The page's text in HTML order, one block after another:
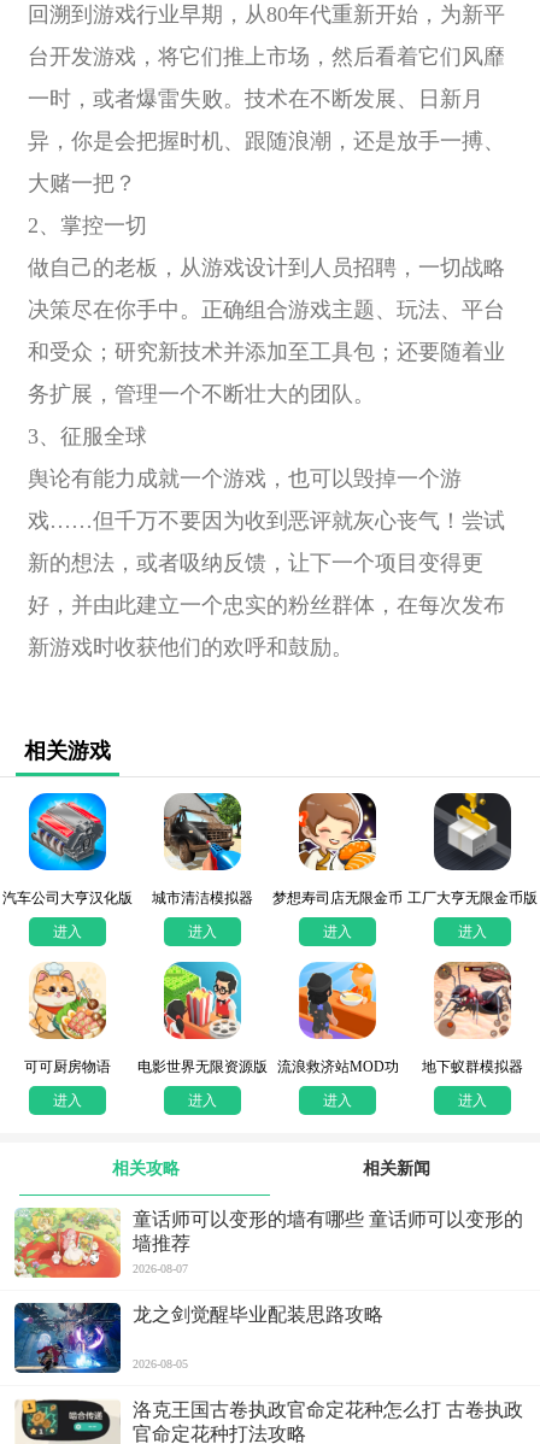
回溯到游戏行业早期，从80年代重新开始，为新平
台开发游戏，将它们推上市场，然后看着它们风靡
一时，或者爆雷失败。技术在不断发展、日新月
异，你是会把握时机、跟随浪潮，还是放手一搏、
大赌一把？
2、掌控一切
做自己的老板，从游戏设计到人员招聘，一切战略
决策尽在你手中。正确组合游戏主题、玩法、平台
和受众；研究新技术并添加至工具包；还要随着业
务扩展，管理一个不断壮大的团队。
3、征服全球
舆论有能力成就一个游戏，也可以毁掉一个游
戏……但千万不要因为收到恶评就灰心丧气！尝试
新的想法，或者吸纳反馈，让下一个项目变得更
好，并由此建立一个忠实的粉丝群体，在每次发布
新游戏时收获他们的欢呼和鼓励。
相关游戏
汽车公司大亨汉化版
进入
城市清洁模拟器
进入
梦想寿司店无限金币
版
进入
工厂大亨无限金币版
进入
可可厨房物语
进入
电影世界无限资源版
进入
流浪救济站MOD功
能版
进入
地下蚁群模拟器
进入
相关攻略 相关新闻
童话师可以变形的墙有哪些 童话师可以变形的
墙推荐
2026-08-07
龙之剑觉醒毕业配装思路攻略
2026-08-05
洛克王国古卷执政官命定花种怎么打 古卷执政
官命定花种打法攻略